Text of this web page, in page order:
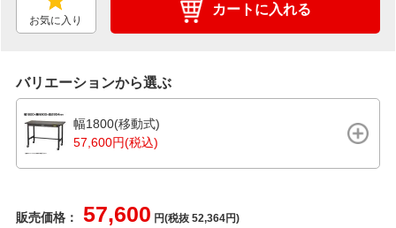
お気に入り
カートに入れる
バリエーションから選ぶ
幅1800(移動式)
57,600円(税込)
販売価格： 57,600 円(税抜 52,364円)